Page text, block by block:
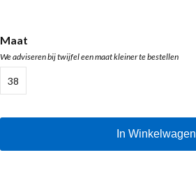
Workerboots
Maat
We adviseren bij twijfel een maat kleiner te bestellen
38
In Winkelwagen